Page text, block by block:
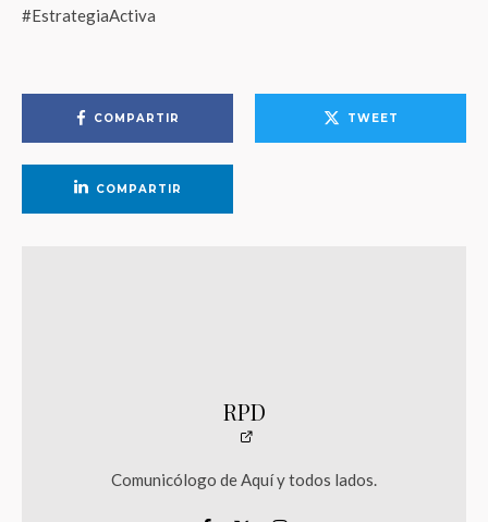
#EstrategiaActiva
COMPARTIR TWEET
COMPARTIR
RPD
Comunicólogo de Aquí y todos lados.